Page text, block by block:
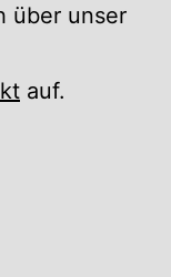
über unser
auf.